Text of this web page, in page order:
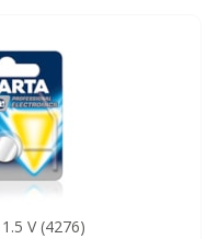
V (4276)